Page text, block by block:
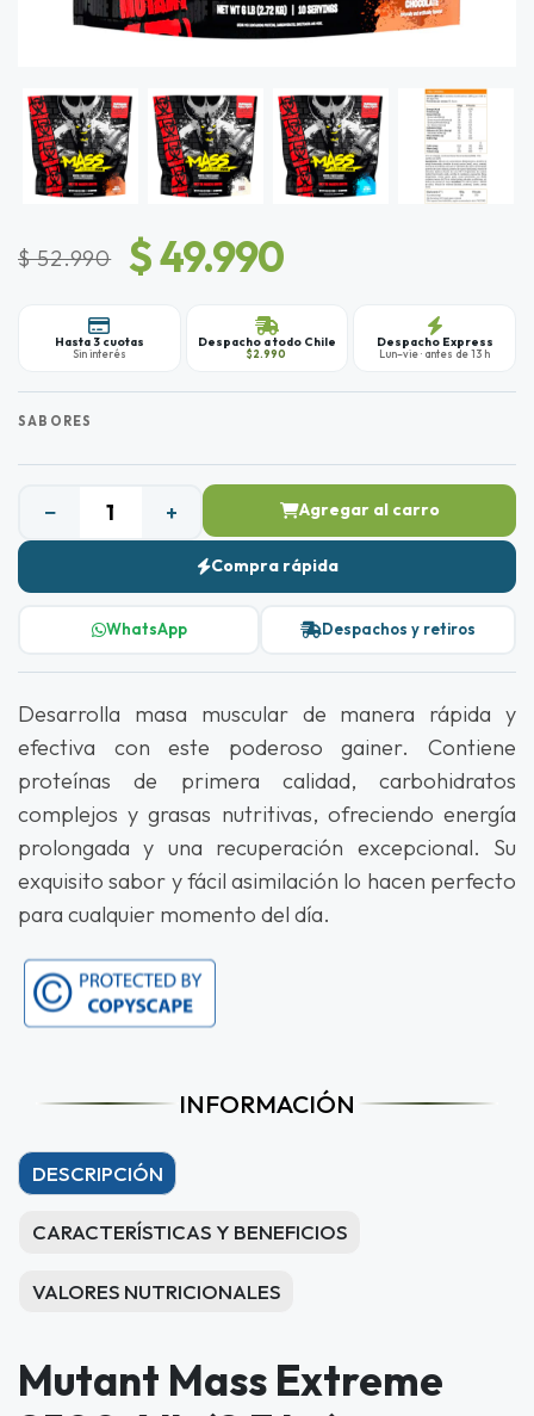
$ 52.990 $ 49.990
Hasta 3 cuotas
Sin interés
Despacho a todo Chile
$2.990
Despacho Express
Lun–vie · antes de 13 h
SABORES
− + Agregar al carro
Compra rápida
WhatsApp Despachos y retiros
Desarrolla masa muscular de manera rápida y
efectiva con este poderoso gainer. Contiene
proteínas de primera calidad, carbohidratos
complejos y grasas nutritivas, ofreciendo energía
prolongada y una recuperación excepcional. Su
exquisito sabor y fácil asimilación lo hacen perfecto
para cualquier momento del día.
INFORMACIÓN
Mutant Mass Extreme
DESCRIPCIÓN
CARACTERÍSTICAS Y BENEFICIOS
VALORES NUTRICIONALES